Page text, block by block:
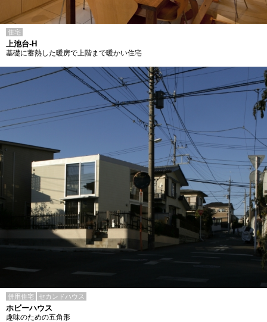
住宅
上池台-H
基礎に蓄熱した暖房で上階まで暖かい住宅
併用住宅 セカンドハウス
ホビーハウス
趣味のための五角形